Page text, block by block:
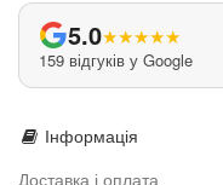
5.0★★★★★
159 відгуків у Google
Інформація
Доставка і оплата